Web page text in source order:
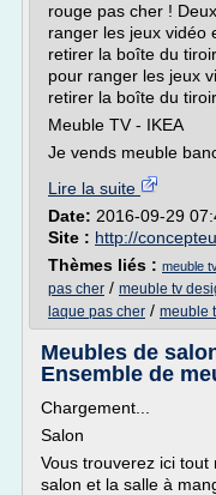
rouge pas cher !
ranger les jeux vidéo
retirer la boîte du
pour ranger les jeux
retirer la boîte du tiroir.
Meuble TV - IKEA
Je vends meuble
Lire la suite
Date: 2016-09-29
Site : http://
Thèmes liés : meuble
pas cher / meuble tv
laque pas cher / meuble
Meubles de
Ensemble de
Chargement...
Salon
Vous trouverez ici
salon et la salle à